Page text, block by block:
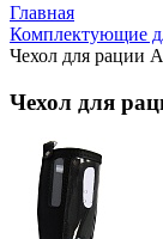
Главная
Комплектующие
Чехол для рации
Чехол для